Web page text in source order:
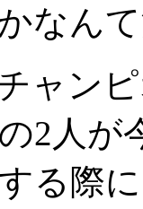
なん
ャン
2人が
る際